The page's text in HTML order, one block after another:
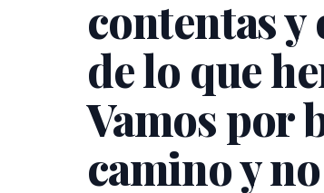
contentas
de lo que
Vamos por
camino y